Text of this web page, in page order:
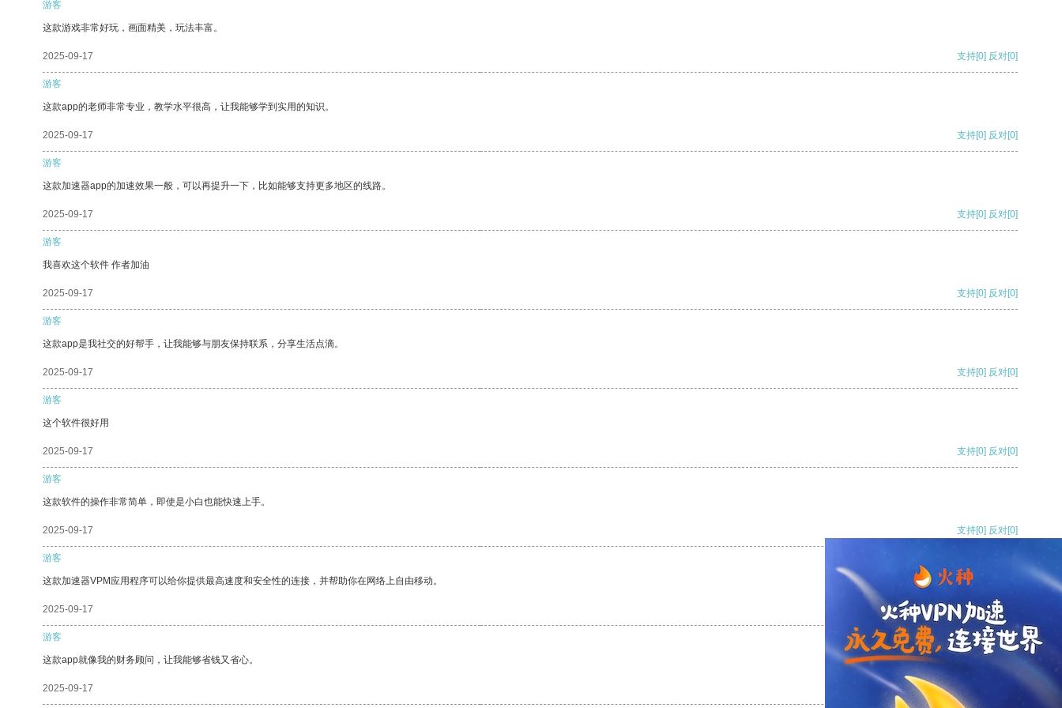
游客
这款游戏非常好玩，画面精美，玩法丰富。
2025-09-17 支持[0] 反对[0]
游客
这款app的老师非常专业，教学水平很高，让我能够学到实用的知识。
2025-09-17 支持[0] 反对[0]
游客
这款加速器app的加速效果一般，可以再提升一下，比如能够支持更多地区的线路。
2025-09-17 支持[0] 反对[0]
游客
我喜欢这个软件 作者加油
2025-09-17 支持[0] 反对[0]
游客
这款app是我社交的好帮手，让我能够与朋友保持联系，分享生活点滴。
2025-09-17 支持[0] 反对[0]
游客
这个软件很好用
2025-09-17 支持[0] 反对[0]
游客
这款软件的操作非常简单，即使是小白也能快速上手。
2025-09-17 支持[0] 反对[0]
游客
这款加速器VPM应用程序可以给你提供最高速度和安全性的连接，并帮助你在网络上自由移动。
2025-09-17 支持[0] 反对
游客
这款app就像我的财务顾问，让我能够省钱又省心。
2025-09-17 支持